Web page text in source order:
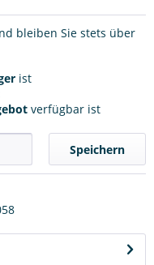
bleiben Sie stets über
ist
verfügbar ist
Speichern